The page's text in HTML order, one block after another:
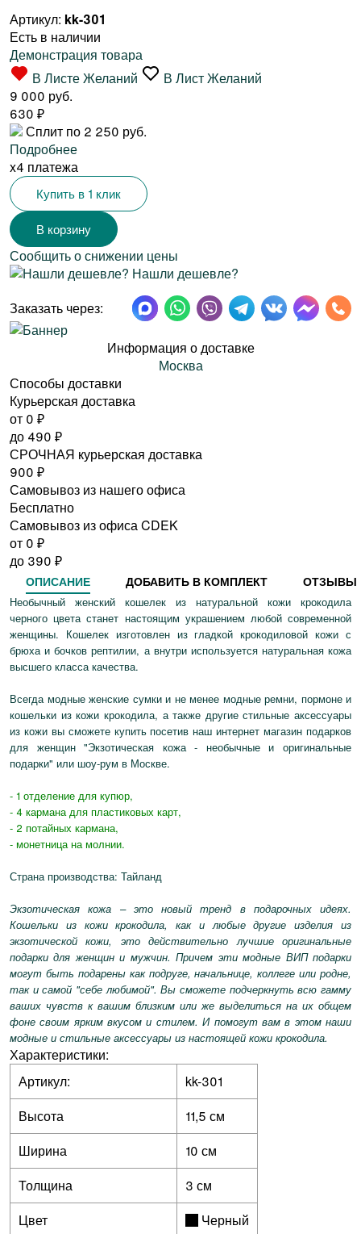
Артикул: kk-301
Есть в наличии
Демонстрация товара
В Листе Желаний
В Лист Желаний
9 000 руб.
630 ₽
Сплит по 2 250 руб.
Подробнее
x4 платежа
Купить в 1 клик
Сообщить о снижении цены
Нашли дешевле?
Заказать через:
Информация о доставке
Москва
Способы доставки
Курьерская доставка
от 0 ₽
до 490 ₽
СРОЧНАЯ курьерская доставка
900 ₽
Самовывоз из нашего офиса
Бесплатно
Самовывоз из офиса CDEK
от 0 ₽
до 390 ₽
ОПИСАНИЕ ДОБАВИТЬ В КОМПЛЕКТ ОТЗЫВЫ
Необычный женский кошелек из натуральной кожи крокодила
черного цвета станет настоящим украшением любой современной
женщины. Кошелек изготовлен из гладкой крокодиловой кожи с
брюха и бочков рептилии, а внутри используется натуральная кожа
высшего класса качества.
Всегда модные женские сумки и не менее модные ремни, пормоне и
кошельки из кожи крокодила, а также другие стильные аксессуары
из кожи вы сможете купить посетив наш интернет магазин подарков
для женщин "Экзотическая кожа - необычные и оригинальные
подарки" или шоу-рум в Москве.
- 1 отделение для купюр,
- 4 кармана для пластиковых карт,
- 2 потайных кармана,
- монетница на молнии.
Страна производства: Тайланд
Экзотическая кожа – это новый тренд в подарочных идеях.
Кошельки из кожи крокодила, как и любые другие изделия из
экзотической кожи, это действительно лучшие оригинальные
подарки для женщин и мужчин. Причем эти модные ВИП подарки
могут быть подарены как подруге, начальнице, коллеге или родне,
так и самой "себе любимой". Вы сможете подчеркнуть всю гамму
ваших чувств к вашим близким или же выделиться на их общем
фоне своим ярким вкусом и стилем. И помогут вам в этом наши
модные и стильные аксессуары из настоящей кожи крокодила.
Характеристики:
Артикул:
kk-301
Высота
11,5 см
Ширина
10 см
Толщина
3 см
Цвет
Черный